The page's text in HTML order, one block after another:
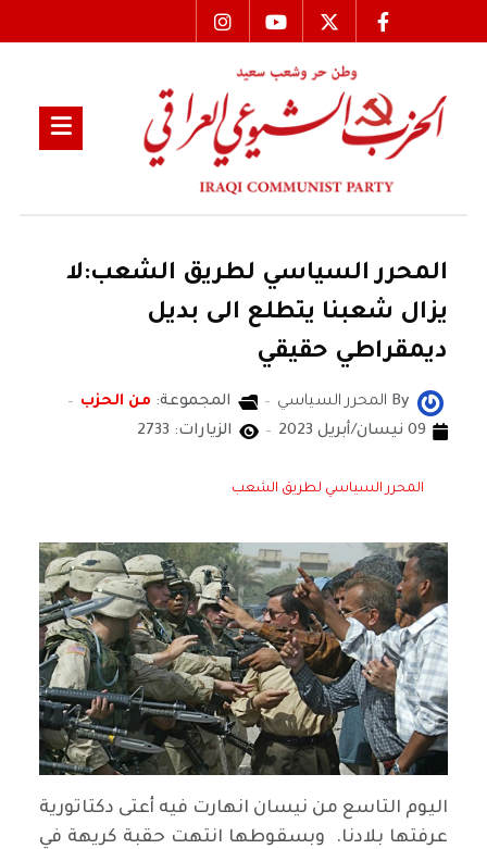
المحرر السياسي لطريق الشعب:لا
يزال شعبنا يتطلع الى بديل
ديمقراطي حقيقي
By المحرر السياسي المجموعة: من الحزب
09 نيسان/أبريل 2023
الزيارات: 2733
المحرر السياسي لطريق الشعب
اليوم التاسع من نيسان انهارت فيه أعتى دكتاتورية
عرفتها بلادنا. وبسقوطها انتهت حقبة كريهة في